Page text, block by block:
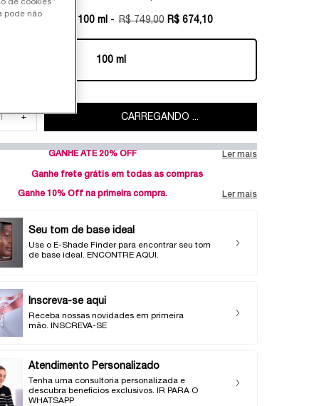
available: 100 ml - R$ 749,00 R$ 674,10
Selected
100 ml
, 1 of 1
+ CARREGANDO ...
GANHE ATÉ 20% OFF Ler mais
Ganhe frete grátis em todas as compras
Ganhe 10% Off na primeira compra. Ler mais
Seu tom de base ideal
Use o E-Shade Finder para encontrar seu tom
de base ideal. ENCONTRE AQUI.
Inscreva-se aqui
Receba nossas novidades em primeira
mão. INSCREVA-SE
Atendimento Personalizado
Tenha uma consultoria personalizada e
descubra benefícios exclusivos. IR PARA O
WHATSAPP
de cookies”
pode não